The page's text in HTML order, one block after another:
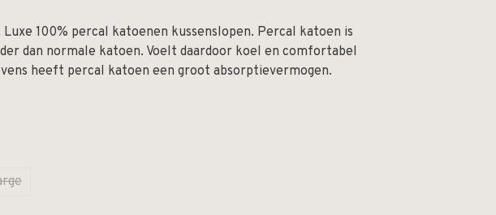
Luxe 100% percal katoenen kussenslopen. Percal katoen is
dan normale katoen. Voelt daardoor koel en comfortabel
heeft percal katoen een groot absorptievermogen.